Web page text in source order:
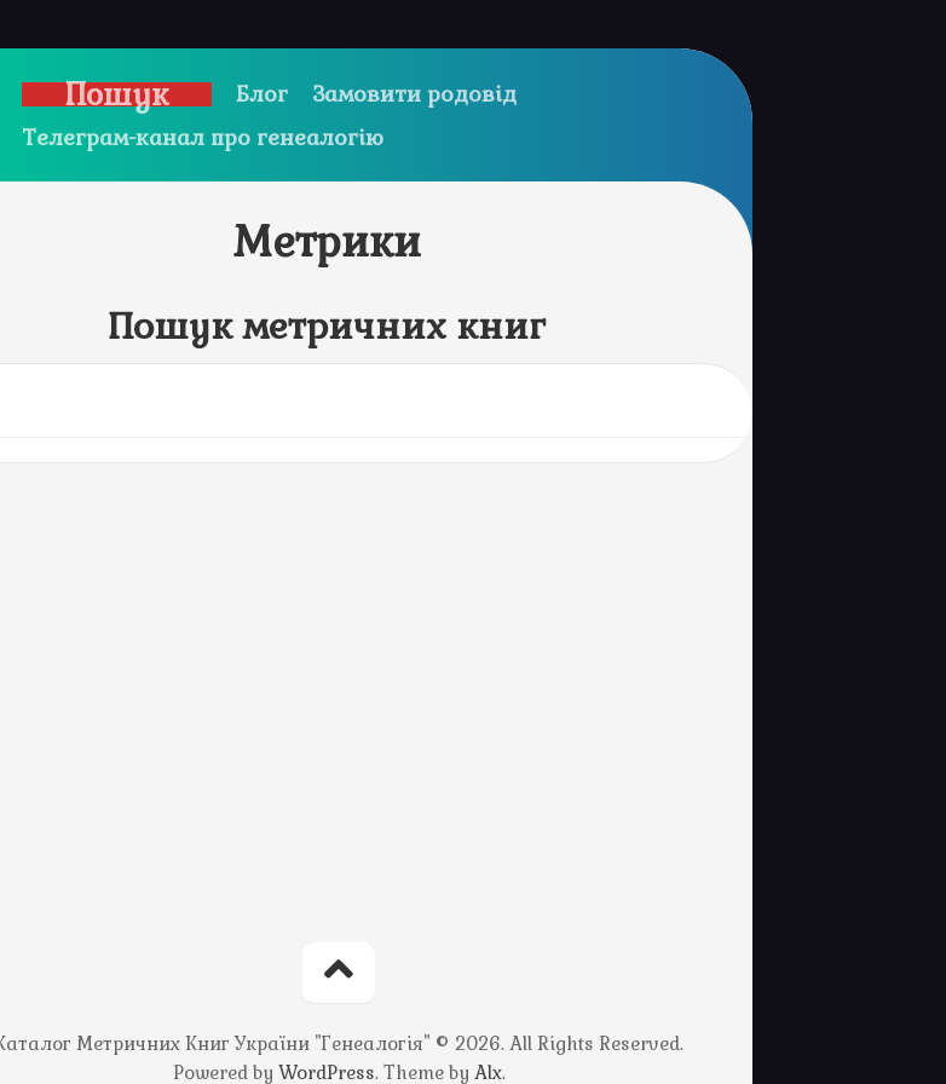
Пошук Блог
Замовити родовід
Телеграм-канал про генеалогію
Метрики
Пошук метричних книг
Метричних Книг України "Генеалогія" © 2026. All Rights Reserved.
Powered by WordPress. Theme by Alx.